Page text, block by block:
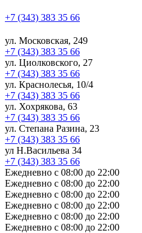
+7 (343) 383 35 66
ул. Московская, 249
+7 (343) 383 35 66
ул. Циолковского, 27
+7 (343) 383 35 66
ул. Краснолесья, 10/4
+7 (343) 383 35 66
ул. Хохрякова, 63
+7 (343) 383 35 66
ул. Степана Разина, 23
+7 (343) 383 35 66
ул Н.Васильева 34
+7 (343) 383 35 66
Ежедневно с 08:00 до 22:00
Ежедневно с 08:00 до 22:00
Ежедневно с 08:00 до 22:00
Ежедневно с 08:00 до 22:00
Ежедневно с 08:00 до 22:00
Ежедневно с 08:00 до 22:00